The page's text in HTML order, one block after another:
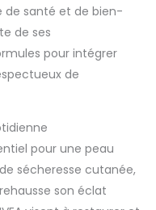
de santé et de bien-
de ses
pour intégrer
de
pour une peau
sécheresse cutanée,
son éclat